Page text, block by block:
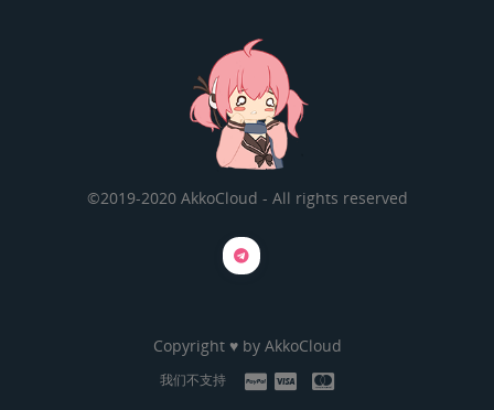
©2019-2020 AkkoCloud - All rights reserved
Copyright ♥ by AkkoCloud
我们不支持